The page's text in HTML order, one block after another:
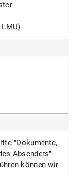
"Dokumente,
Absenders"
können wir